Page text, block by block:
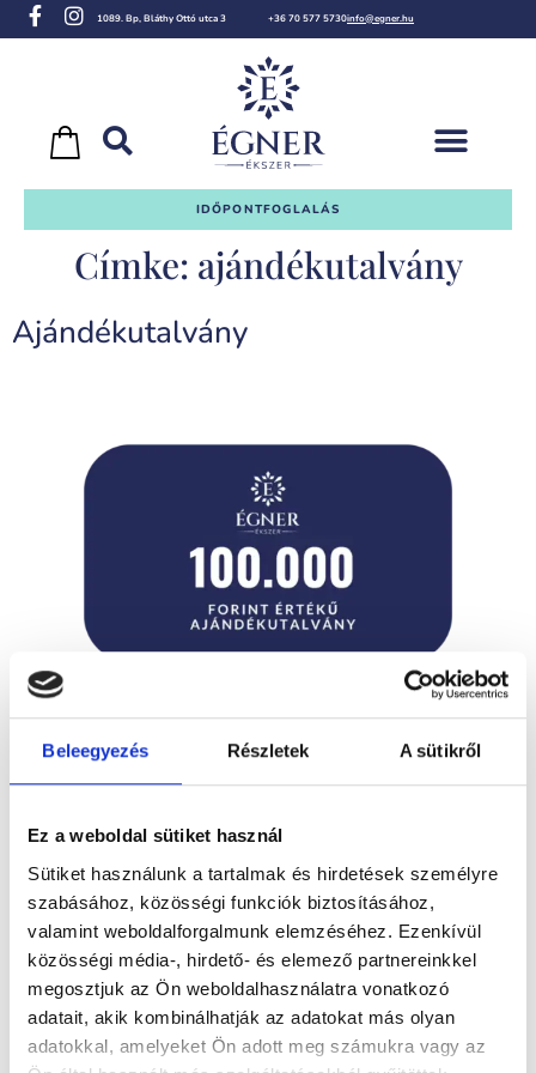
Beleegyezés Részletek A sütikről
Ez a weboldal sütiket használ
Sütiket használunk a tartalmak és hirdetések személyre
szabásához, közösségi funkciók biztosításához,
valamint weboldalforgalmunk elemzéséhez. Ezenkívül
közösségi média-, hirdető- és elemező partnereinkkel
megosztjuk az Ön weboldalhasználatra vonatkozó
adatait, akik kombinálhatják az adatokat más olyan
adatokkal, amelyeket Ön adott meg számukra vagy az
1089. Bp, Bláthy Ottó utca 3 +36 70 577 5730info@egner.hu
IDŐPONTFOGLALÁS
Címke: ajándékutalvány
Ajándékutalvány
Örömmel tájékoztatunk, hogy mostantól kétféle
vásárolhatsz ajándékutalványt az Égner Ékszertől.
Elegáns, bankkártya méretű plasztik
ajándékutalványunk kiváló meglepetés lehet
párodnak, családtagjaidnak, barátaidnak. Az Égner
Ékszer ajándékutalvány kiváló meglepetés lehet az
alábbi alkalmakra: valentin napra születésnapra /